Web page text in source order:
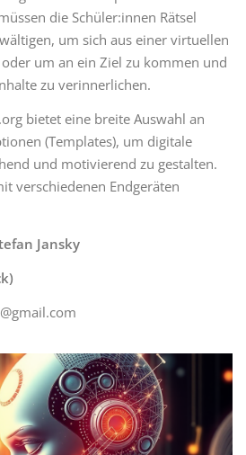
die Schüler:innen Rätsel
um sich aus einer virtuellen
um an ein Ziel zu kommen und
zu verinnerlichen.
bietet eine breite Auswahl an
(Templates), um digitale
und motivierend zu gestalten.
verschiedenen Endgeräten
Jansky